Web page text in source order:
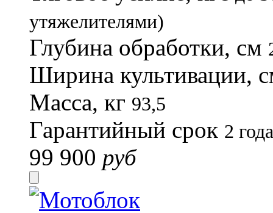
утяжелителями)
Глубина обработки, см
Ширина культивации,
Масса, кг 93,5
Гарантийный срок 2 года
99 900 руб